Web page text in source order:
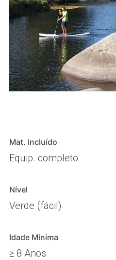
Mat. Incluído
Equip. completo
Nível
Verde (fácil)
Idade Mínima
≥ 8 Anos